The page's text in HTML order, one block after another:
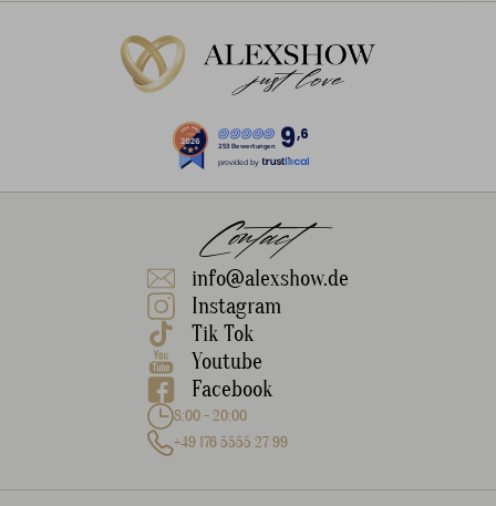
253 Bewertungen 9,6
provided by
Contact
info@alexshow.de
Instagram
Tik Tok
Youtube
Facebook
8:00 - 20:00
+49 176 5555 27 99